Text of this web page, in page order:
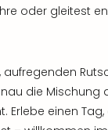
oder gleitest
, aufregenden
die Mischung
Erlebe einen